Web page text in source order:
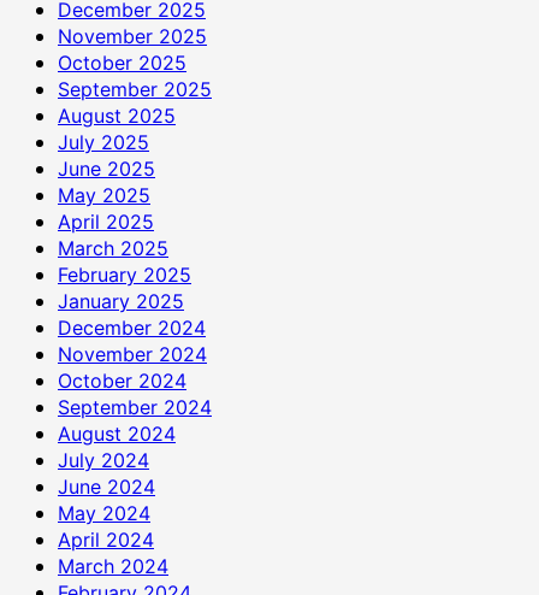
December 2025
November 2025
October 2025
September 2025
August 2025
July 2025
June 2025
May 2025
April 2025
March 2025
February 2025
January 2025
December 2024
November 2024
October 2024
September 2024
August 2024
July 2024
June 2024
May 2024
April 2024
March 2024